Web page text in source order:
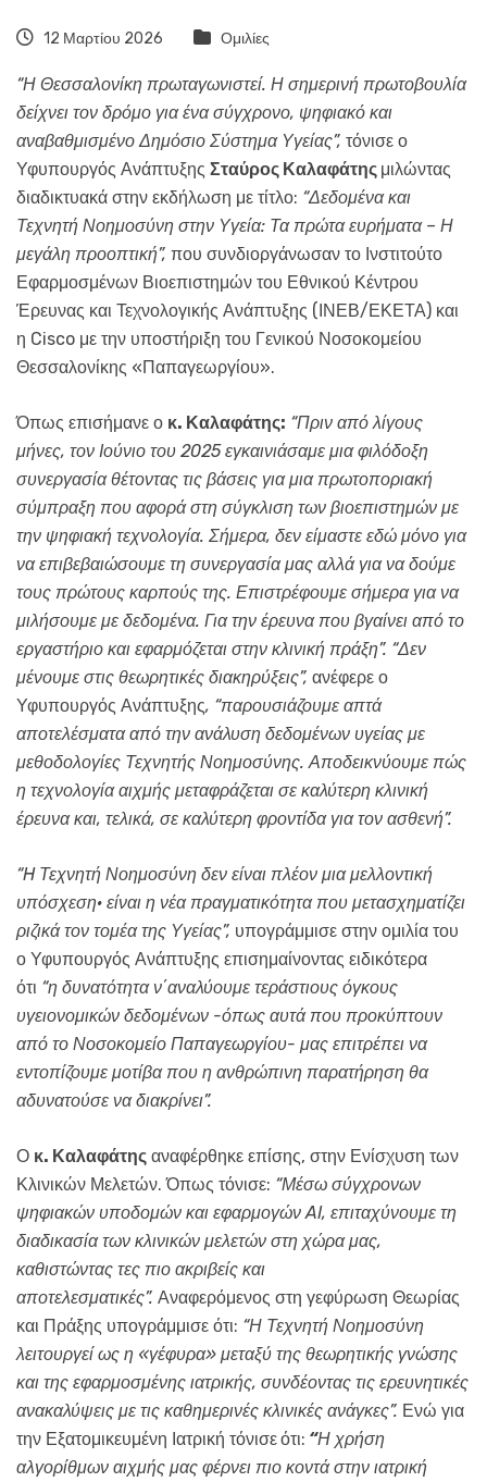
12 Μαρτίου 2026 Ομιλίες
“Η Θεσσαλονίκη πρωταγωνιστεί. Η σημερινή πρωτοβουλία
δείχνει τον δρόμο για ένα σύγχρονο, ψηφιακό και
αναβαθμισμένο Δημόσιο Σύστημα Υγείας”, τόνισε ο
Υφυπουργός Ανάπτυξης Σταύρος Καλαφάτης μιλώντας
διαδικτυακά στην εκδήλωση με τίτλο: “Δεδομένα και
Τεχνητή Νοημοσύνη στην Υγεία: Τα πρώτα ευρήματα – Η
μεγάλη προοπτική”, που συνδιοργάνωσαν το Ινστιτούτο
Εφαρμοσμένων Βιοεπιστημών του Εθνικού Κέντρου
Έρευνας και Τεχνολογικής Ανάπτυξης (ΙΝΕΒ/ΕΚΕΤΑ) και
η Cisco με την υποστήριξη του Γενικού Νοσοκομείου
Θεσσαλονίκης «Παπαγεωργίου».
Όπως επισήμανε ο κ. Καλαφάτης: “Πριν από λίγους
μήνες, τον Ιούνιο του 2025 εγκαινιάσαμε μια φιλόδοξη
συνεργασία θέτοντας τις βάσεις για μια πρωτοποριακή
σύμπραξη που αφορά στη σύγκλιση των βιοεπιστημών με
την ψηφιακή τεχνολογία. Σήμερα, δεν είμαστε εδώ μόνο για
να επιβεβαιώσουμε τη συνεργασία μας αλλά για να δούμε
τους πρώτους καρπούς της. Επιστρέφουμε σήμερα για να
μιλήσουμε με δεδομένα. Για την έρευνα που βγαίνει από το
εργαστήριο και εφαρμόζεται στην κλινική πράξη”. “Δεν
μένουμε στις θεωρητικές διακηρύξεις”, ανέφερε ο
Υφυπουργός Ανάπτυξης, “παρουσιάζουμε απτά
αποτελέσματα από την ανάλυση δεδομένων υγείας με
μεθοδολογίες Τεχνητής Νοημοσύνης. Αποδεικνύουμε πώς
η τεχνολογία αιχμής μεταφράζεται σε καλύτερη κλινική
έρευνα και, τελικά, σε καλύτερη φροντίδα για τον ασθενή”.
“HΤεχνητή Νοημοσύνη δεν είναι πλέον μια μελλοντική
υπόσχεση· είναι η νέα πραγματικότητα που μετασχηματίζει
ριζικά τον τομέα της Υγείας”, υπογράμμισε στην ομιλία του
ο Υφυπουργός Ανάπτυξης επισημαίνοντας ειδικότερα
ότι “η δυνατότητα ν΄αναλύουμε τεράστιους όγκους
υγειονομικών δεδομένων -όπως αυτά που προκύπτουν
από το Νοσοκομείο Παπαγεωργίου- μας επιτρέπει να
εντοπίζουμε μοτίβα που η ανθρώπινη παρατήρηση θα
αδυνατούσε να διακρίνει”.
Ο κ. Καλαφάτης αναφέρθηκε επίσης, στην Ενίσχυση των
Κλινικών Μελετών. Όπως τόνισε: “Μέσω σύγχρονων
ψηφιακών υποδομών και εφαρμογώνAI, επιταχύνουμε τη
διαδικασία των κλινικών μελετών στη χώρα μας,
καθιστώντας τες πιο ακριβείς και
αποτελεσματικές”. Αναφερόμενος στη γεφύρωση Θεωρίας
και Πράξης υπογράμμισε ότι: “Η Τεχνητή Νοημοσύνη
λειτουργεί ως η «γέφυρα» μεταξύ της θεωρητικής γνώσης
και της εφαρμοσμένης ιατρικής, συνδέοντας τις ερευνητικές
ανακαλύψεις με τις καθημερινές κλινικές ανάγκες”. Ενώ για
την Εξατομικευμένη Ιατρική τόνισεότι: “Η χρήση
αλγορίθμων αιχμής μας φέρνει πιο κοντά στην ιατρική